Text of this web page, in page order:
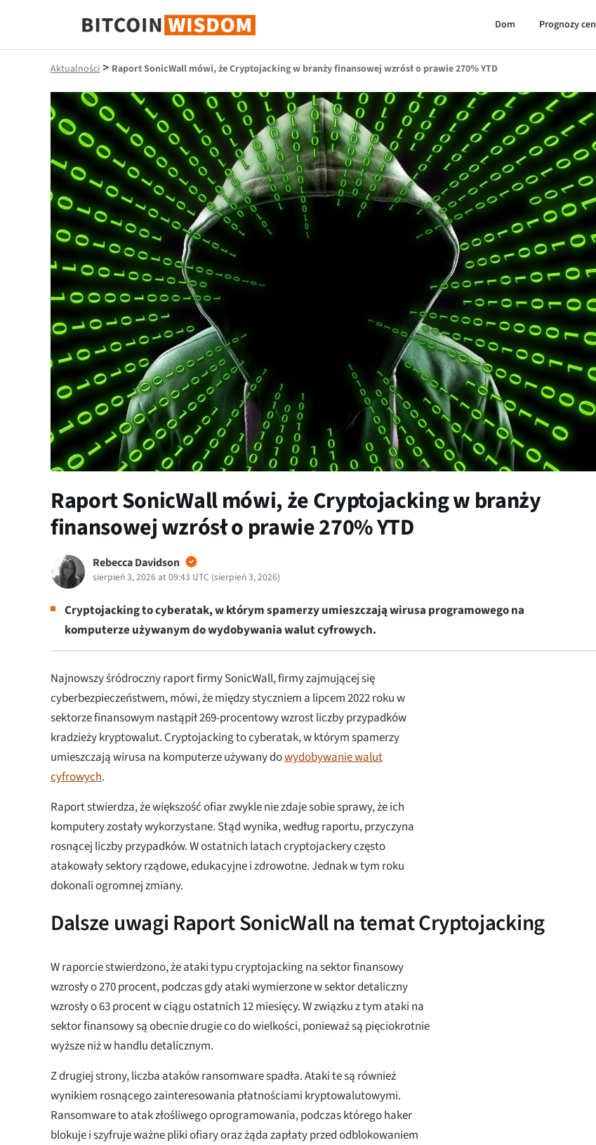
Mądrość Bitcoina
Dom Prognozy cen
Aktualności > Raport SonicWall mówi, że Cryptojacking w branży finansowej wzrósł o prawie 270% YTD
Raport SonicWall mówi, że Cryptojacking w branży
finansowej wzrósł o prawie 270% YTD
Rebecca Davidson
sierpień 3, 2026 at 09:43 UTC (sierpień 3, 2026)
Cryptojacking to cyberatak, w którym spamerzy umieszczają wirusa programowego na
komputerze używanym do wydobywania walut cyfrowych.
Najnowszy śródroczny raport firmy SonicWall, firmy zajmującej się
cyberbezpieczeństwem, mówi, że między styczniem a lipcem 2022 roku w
sektorze finansowym nastąpił 269-procentowy wzrost liczby przypadków
kradzieży kryptowalut. Cryptojacking to cyberatak, w którym spamerzy
umieszczają wirusa na komputerze używany dowydobywanie walut
cyfrowych.
Raport stwierdza, że większość ofiar zwykle nie zdaje sobie sprawy, że ich
komputery zostały wykorzystane. Stąd wynika, według raportu, przyczyna
rosnącej liczby przypadków. W ostatnich latach cryptojackery często
atakowały sektory rządowe, edukacyjne i zdrowotne. Jednak w tym roku
dokonali ogromnej zmiany.
Dalsze uwagi Raport SonicWall na temat Cryptojacking
W raporcie stwierdzono, że ataki typu cryptojacking na sektor finansowy
wzrosły o 270 procent, podczas gdy ataki wymierzone w sektor detaliczny
wzrosły o 63 procent w ciągu ostatnich 12 miesięcy. W związku z tym ataki na
sektor finansowy są obecnie drugie co do wielkości, ponieważ są pięciokrotnie
wyższe niż w handlu detalicznym.
Z drugiej strony, liczba ataków ransomware spadła. Ataki te są również
wynikiem rosnącego zainteresowania płatnościami kryptowalutowymi.
Ransomware to atak złośliwego oprogramowania, podczas którego haker
blokuje i szyfruje ważne pliki ofiary oraz żąda zapłaty przed odblokowaniem